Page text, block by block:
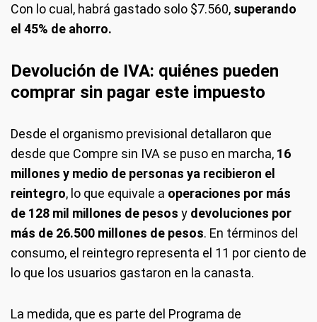
Con lo cual, habrá gastado solo $7.560, superando
el 45% de ahorro.
Devolución de IVA: quiénes pueden
comprar sin pagar este impuesto
Desde el organismo previsional detallaron que
desde que Compre sin IVA se puso en marcha, 16
millones y medio de personas ya recibieron el
reintegro, lo que equivale a operaciones por más
de 128 mil millones de pesos y devoluciones por
más de 26.500 millones de pesos. En términos del
consumo, el reintegro representa el 11 por ciento de
lo que los usuarios gastaron en la canasta.
La medida, que es parte del Programa de